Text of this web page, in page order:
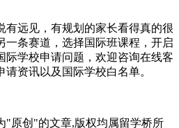
有远见，有规划的家长看得真的很
一条赛道，选择国际班课程，开启
际学校申请问题，欢迎咨询在线客
请资讯以及国际学校白名单。
原创"的文章,版权均属留学桥所